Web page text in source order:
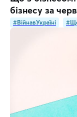
бізнесу за
#ВійнавУкраїні